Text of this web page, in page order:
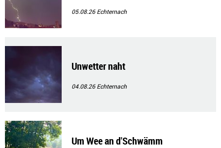
05.08.26Echternach
Unwetter naht
04.08.26Echternach
Um Wee an d'Schwämm